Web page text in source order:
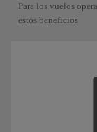
Para los vuelos
estos beneficios